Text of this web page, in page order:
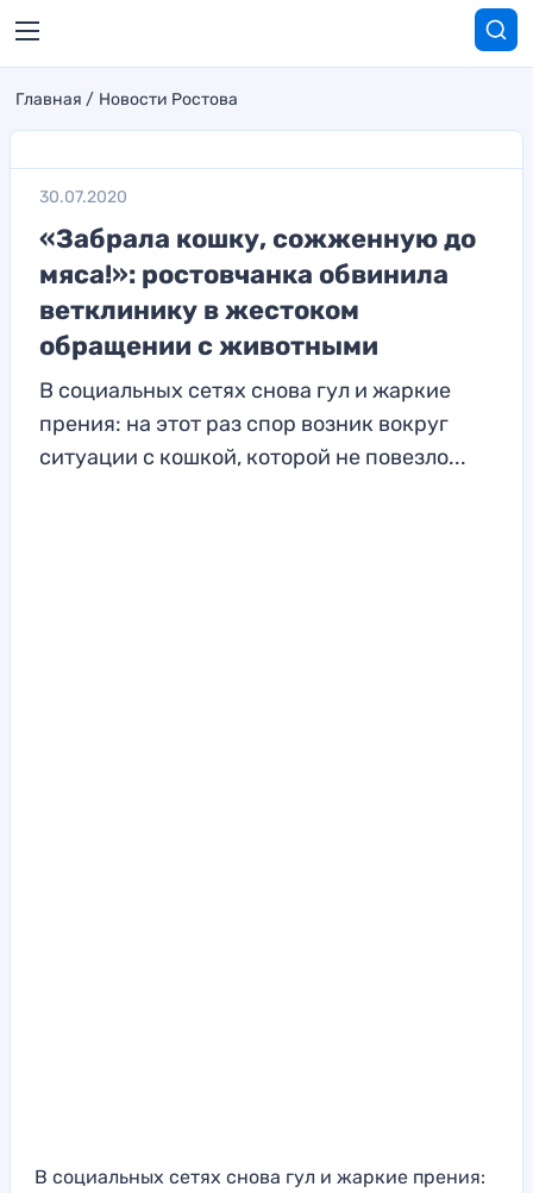
Главная Новости Ростова
30.07.2020
«Забрала кошку, сожженную до
мяса!»: ростовчанка обвинила
ветклинику в жестоком
обращении с животными
В социальных сетях снова гул и жаркие
прения: на этот раз спор возник вокруг
ситуации с кошкой, которой не повезло...
В социальных сетях снова гул и жаркие прения: